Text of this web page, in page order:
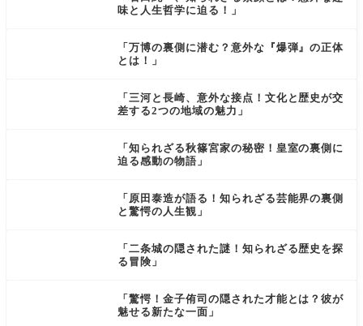
味と人生哲学に迫る！」
「万博の裏側に潜む？意外な『爆弾』の正体
とは！」
「三河と長崎、意外な接点！文化と歴史が交
差する2つの地域の魅力」
「知られざる秋篠宮家の秘密！皇室の裏側に
迫る感動の物語」
「原田泰造が語る！知られざる芸能界の裏側
と驚愕の人生観」
「二条城の隠された謎！知られざる歴史を探
る冒険」
「驚愕！金子侑司の隠された才能とは？彼が
魅せる新たな一面」